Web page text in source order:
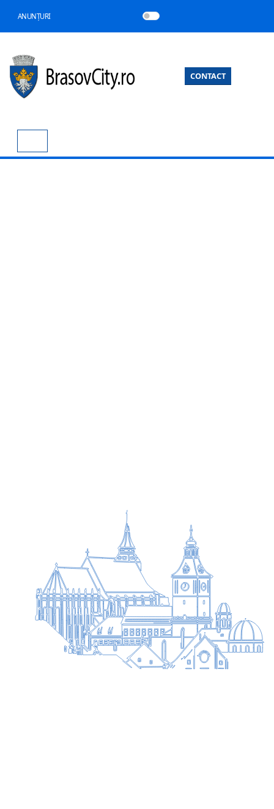
ANUNȚURI
CONTACT